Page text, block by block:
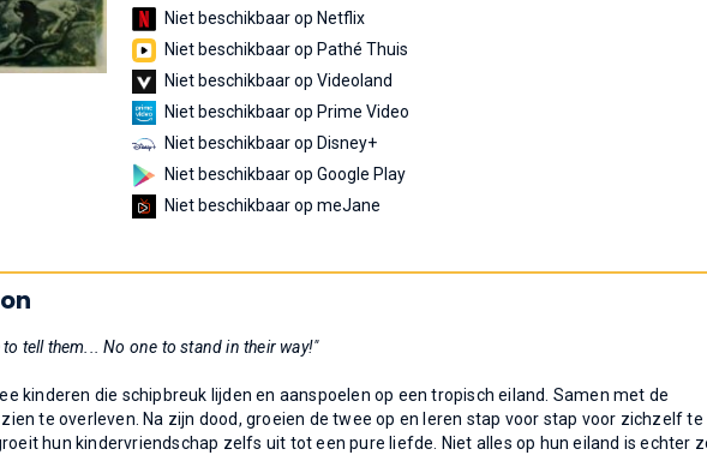
Niet beschikbaar op Netflix
Niet beschikbaar op Pathé Thuis
Niet beschikbaar op Videoland
Niet beschikbaar op Prime Video
Niet beschikbaar op Disney+
Niet beschikbaar op Google Play
Niet beschikbaar op meJane
tell them... No one to stand in their way!"
kinderen die schipbreuk lijden en aanspoelen op een tropisch eiland. Samen met de
te overleven. Na zijn dood, groeien de twee op en leren stap voor stap voor zichzelf te
hun kindervriendschap zelfs uit tot een pure liefde. Niet alles op hun eiland is echter